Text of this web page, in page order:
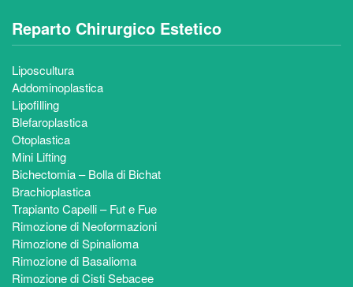
Reparto Chirurgico Estetico
Liposcultura
Addominoplastica
Lipofilling
Blefaroplastica
Otoplastica
Mini Lifting
Bichectomia – Bolla di Bichat
Brachioplastica
Trapianto Capelli – Fut e Fue
Rimozione di Neoformazioni
Rimozione di Spinalioma
Rimozione di Basalioma
Rimozione di Cisti Sebacee